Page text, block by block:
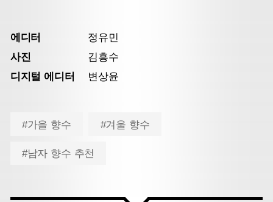
에디터
정유민
사진
김흥수
디지털 에디터
변상윤
#가을 향수 #겨울 향수
#남자 향수 추천